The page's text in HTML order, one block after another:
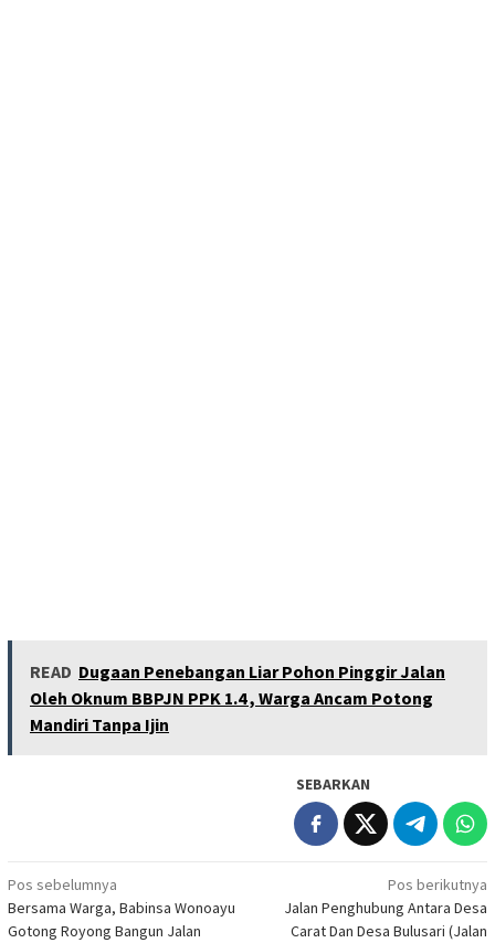
READ Dugaan Penebangan Liar Pohon Pinggir Jalan
Oleh Oknum BBPJN PPK 1.4 , Warga Ancam Potong
Mandiri Tanpa Ijin
SEBARKAN
Navigasi
pos
Pos sebelumnya
Bersama Warga, Babinsa Wonoayu
Gotong Royong Bangun Jalan
Pos berikutnya
Jalan Penghubung Antara Desa
Carat Dan Desa Bulusari (Jalan